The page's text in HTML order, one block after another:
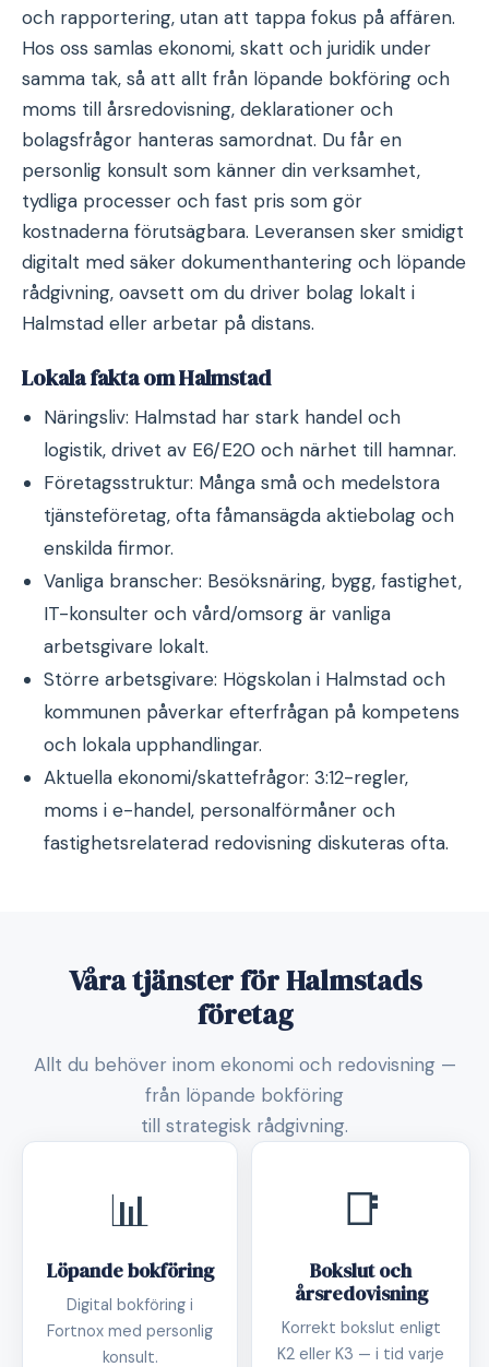
och rapportering, utan att tappa fokus på affären.
Hos oss samlas ekonomi, skatt och juridik under
samma tak, så att allt från löpande bokföring och
moms till årsredovisning, deklarationer och
bolagsfrågor hanteras samordnat. Du får en
personlig konsult som känner din verksamhet,
tydliga processer och fast pris som gör
kostnaderna förutsägbara. Leveransen sker smidigt
digitalt med säker dokumenthantering och löpande
rådgivning, oavsett om du driver bolag lokalt i
Halmstad eller arbetar på distans.
Lokala fakta om Halmstad
Näringsliv: Halmstad har stark handel och
logistik, drivet av E6/E20 och närhet till hamnar.
Företagsstruktur: Många små och medelstora
tjänsteföretag, ofta fåmansägda aktiebolag och
enskilda firmor.
Vanliga branscher: Besöksnäring, bygg, fastighet,
IT-konsulter och vård/omsorg är vanliga
arbetsgivare lokalt.
Större arbetsgivare: Högskolan i Halmstad och
kommunen påverkar efterfrågan på kompetens
och lokala upphandlingar.
Aktuella ekonomi/skattefrågor: 3:12-regler,
moms i e-handel, personalförmåner och
fastighetsrelaterad redovisning diskuteras ofta.
Våra tjänster för Halmstads
företag
Allt du behöver inom ekonomi och redovisning —
från löpande bokföring
till strategisk rådgivning.
📊
Löpande bokföring
Digital bokföring i
Fortnox med personlig
konsult.
📑
Bokslut och
årsredovisning
Korrekt bokslut enligt
K2 eller K3 — i tid varje